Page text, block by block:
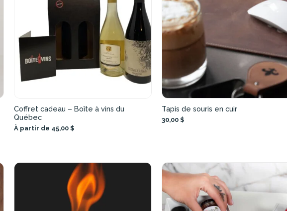
Coffret cadeau – Boîte à vins du
Québec
À partir de 45,00 $
Tapis de souris en cuir
30,00 $